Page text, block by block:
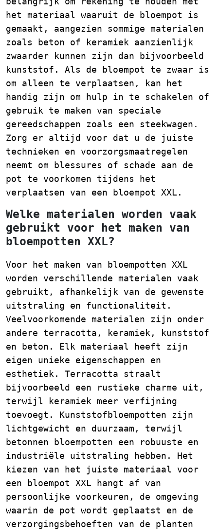
het materiaal waaruit de bloempot is
gemaakt, aangezien sommige materialen
zoals beton of keramiek aanzienlijk
zwaarder kunnen zijn dan bijvoorbeeld
kunststof. Als de bloempot te zwaar is
om alleen te verplaatsen, kan het
handig zijn om hulp in te schakelen of
gebruik te maken van speciale
gereedschappen zoals een steekwagen.
Zorg er altijd voor dat u de juiste
technieken en voorzorgsmaatregelen
neemt om blessures of schade aan de
pot te voorkomen tijdens het
verplaatsen van een bloempot XXL.
Welke materialen worden vaak
gebruikt voor het maken van
bloempotten XXL?
Voor het maken van bloempotten XXL
worden verschillende materialen vaak
gebruikt, afhankelijk van de gewenste
uitstraling en functionaliteit.
Veelvoorkomende materialen zijn onder
andere terracotta, keramiek, kunststof
en beton. Elk materiaal heeft zijn
eigen unieke eigenschappen en
esthetiek. Terracotta straalt
bijvoorbeeld een rustieke charme uit,
terwijl keramiek meer verfijning
toevoegt. Kunststofbloempotten zijn
lichtgewicht en duurzaam, terwijl
betonnen bloempotten een robuuste en
industriële uitstraling hebben. Het
kiezen van het juiste materiaal voor
een bloempot XXL hangt af van
persoonlijke voorkeuren, de omgeving
waarin de pot wordt geplaatst en de
verzorgingsbehoeften van de planten